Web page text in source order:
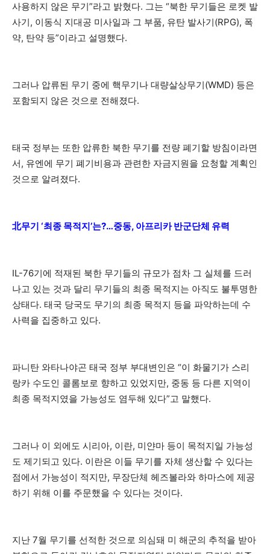
사용하지 않은 무기”라고 밝혔다. 그는 “북한 무기들은 로켓 발
사기, 이동식 지대공 미사일과 그 부품, 유탄 발사기(RPG), 폭
약, 탄약 등”이라고 설명했다.
그러나 압류된 무기 중에 핵무기나 대량살상무기(WMD) 등은
포함되지 않은 것으로 전해졌다.
태국 정부는 또한 압류한 북한 무기를 전량 폐기할 방침이라면
서, 유엔에 무기 폐기비용과 관련한 자금지원을 요청할 계획인
것으로 알려졌다.
北무기 ‘최종 목적지’는?…중동, 아프리카 반군단체 유력
IL-76기에 적재된 북한 무기들의 규모가 점차 그 실체를 드러
나고 있는 것과 달리 무기들의 최종 목적지는 아직도 불투명한
상태다. 태국 당국도 무기의 최종 목적지 등을 파악하는데 수
사력을 집중하고 있다.
파니탄 와타나야곤 태국 정부 부대변인은 “이 화물기가 스리
랑카 수도인 콜롬보로 향하고 있었지만, 중동 등 다른 지역이
최종 목적지였을 가능성도 염두해 있다”고 말했다.
그러나 이 외에도 시리아, 이란, 미얀마 등이 목적지일 가능성
도 제기되고 있다. 이란은 이들 무기를 자체 생산할 수 있다는
점에서 가능성이 적지만, 무장단체 헤즈볼라와 하마스에 제공
하기 위해 이를 주문했을 수 있다는 것이다.
지난 7월 무기를 선적한 것으로 의심돼 미 해군의 추적을 받아